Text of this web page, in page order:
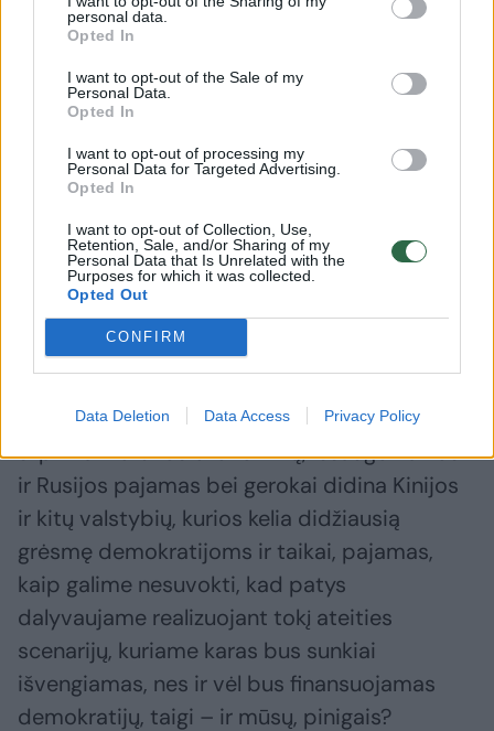
personal data.
Opted In
I want to opt-out of the Sale of my
Personal Data.
Opted In
I want to opt-out of processing my
Personal Data for Targeted Advertising.
Opted In
I want to opt-out of Collection, Use,
Retention, Sale, and/or Sharing of my
Personal Data that Is Unrelated with the
Purposes for which it was collected.
Opted Out
CONFIRM
Data Deletion Data Access Privacy Policy
Tokie pat akivaizdūs yra ir veikimo būdai.
Sunkiausia atsakyti į klausimą, kaip paskatinti
Lietuvos verslo, politikos ir visuomenės elitą
ginti savo šalies interesus. Tuo labiau kad
kalbame ne tik apie gynybą, bet ir apie
saugią mūsų valstybės ateitį.
– Kalbėdamas apie žaliąją ekonomikos
transformaciją nuolat pabrėžiate
valstybės saugios ateities kūrimo poreikį.
Kuo tai susiję?
– Tiesiogiai. Jei mūsų veikimas ar neveikimas
silpnina Lietuvos ekonomiką, išsaugo naftos
ir Rusijos pajamas bei gerokai didina Kinijos
ir kitų valstybių, kurios kelia didžiausią
grėsmę demokratijoms ir taikai, pajamas,
kaip galime nesuvokti, kad patys
dalyvaujame realizuojant tokį ateities
scenarijų, kuriame karas bus sunkiai
išvengiamas, nes ir vėl bus finansuojamas
demokratijų, taigi – ir mūsų, pinigais?